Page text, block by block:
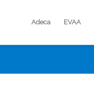
Adeca EVAA